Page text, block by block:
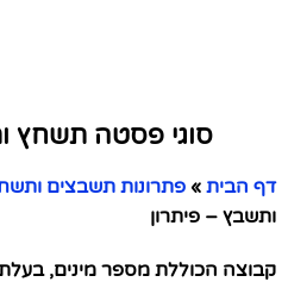
סוגי פסטה תשחץ
דף הבית » פתרונות תשבצים
ותשבץ – פיתרון
קבוצה הכוללת מספר מינים, בעלת